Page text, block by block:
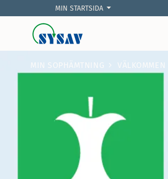
MIN STARTSIDA
MIN SOPHÄMTNING VÄLKOMMEN